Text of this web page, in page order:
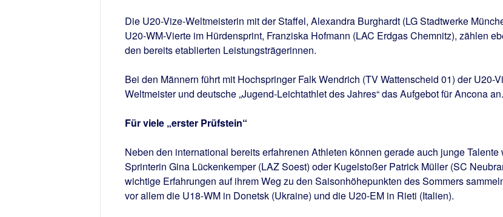
Die U20-Vize-Weltmeisterin mit der Staffel, Alexandra Burghardt (LG Stadtwerke
U20-WM-Vierte im Hürdensprint, Franziska Hofmann (LAC Erdgas Chemnitz), zählen
den bereits etablierten Leistungsträgerinnen.
Bei den Männern führt mit Hochspringer Falk Wendrich (TV Wattenscheid 01) der U20-
Weltmeister und deutsche „Jugend-Leichtathlet des Jahres“ das Aufgebot für Ancona an.
Für viele „erster Prüfstein“
Neben den international bereits erfahrenen Athleten können gerade auch junge Talente
Sprinterin Gina Lückenkemper (LAZ Soest) oder Kugelstoßer Patrick Müller (SC
wichtige Erfahrungen auf ihrem Weg zu den Saisonhöhepunkten des Sommers
vor allem die U18-WM in Donetsk (Ukraine) und die U20-EM in Rieti (Italien).